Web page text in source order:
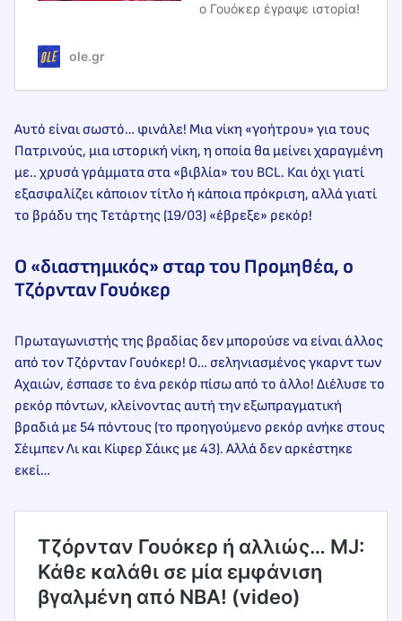
ο Γουόκερ έγραψε ιστορία!
ole.gr
Αυτό είναι σωστό… φινάλε! Μια νίκη «γοήτρου» για τους
Πατρινούς, μια ιστορική νίκη, η οποία θα μείνει χαραγμένη
με.. χρυσά γράμματα στα «βιβλία» του BCL. Και όχι γιατί
εξασφαλίζει κάποιον τίτλο ή κάποια πρόκριση, αλλά γιατί
το βράδυ της Τετάρτης (19/03) «έβρεξε» ρεκόρ!
Ο «διαστημικός» σταρ του Προμηθέα, ο
Τζόρνταν Γουόκερ
Πρωταγωνιστής της βραδίας δεν μπορούσε να είναι άλλος
από τον Τζόρνταν Γουόκερ! Ο… σεληνιασμένος γκαρντ των
Αχαιών, έσπασε το ένα ρεκόρ πίσω από το άλλο! Διέλυσε το
ρεκόρ πόντων, κλείνοντας αυτή την εξωπραγματική
βραδιά με 54 πόντους (το προηγούμενο ρεκόρ ανήκε στους
Σέιμπεν Λι και Κίφερ Σάικς με 43). Αλλά δεν αρκέστηκε
εκεί…
Τζόρνταν Γουόκερ ή αλλιώς… MJ:
Κάθε καλάθι σε μία εμφάνιση
βγαλμένη από NBA! (video)